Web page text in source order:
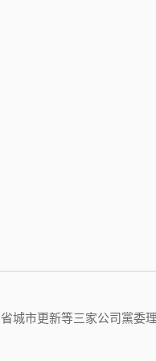
省城市更新等三家公司黨委